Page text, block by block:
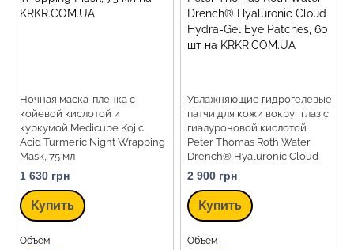
Ночная маска-пленка с
койевой кислотой и
куркумой Medicube Kojic
Acid Turmeric Night Wrapping
Mask, 75 мл
1 630 грн
Купить
Объем
Увлажняющие гидрогелевые
патчи для кожи вокруг глаз с
гиалуроновой кислотой
Peter Thomas Roth Water
Drench® Hyaluronic Cloud
Hydra-Gel Eye Patches, 60 шт
2 900 грн
Купить
Объем